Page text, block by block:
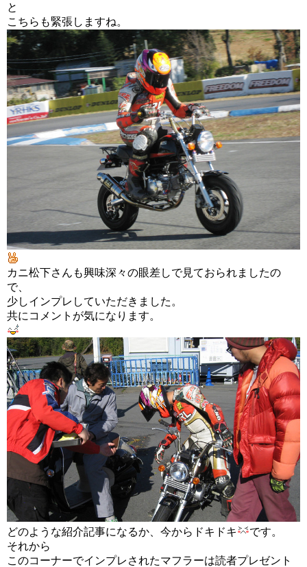
と
こちらも緊張しますね。
カニ松下さんも興味深々の眼差しで見ておられましたの
で、
少しインプレしていただきました。
共にコメントが気になります。
どのような紹介記事になるか、今からドキドキ
です。
それから
このコーナーでインプレされたマフラーは読者プレゼント